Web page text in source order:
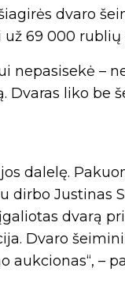
dvaro
69 000
nepasisekė –
Dvaras liko be
dalelę.
dirbo Justinas
dvarą
Dvaro
aukcionas“, –